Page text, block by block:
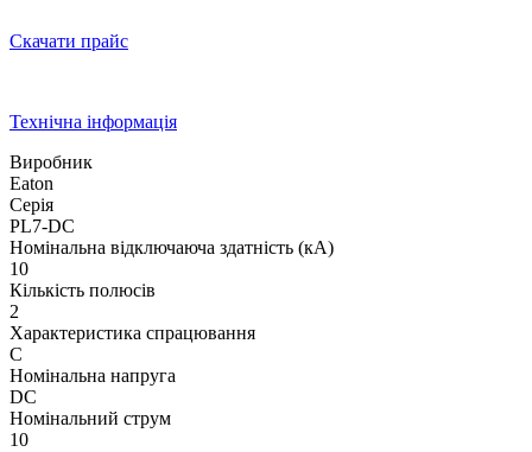
Скачати прайс
Технічна інформація
Виробник
Eaton
Серія
PL7-DC
Номінальна відключаюча здатність (кА)
10
Кількість полюсів
2
Характеристика спрацювання
C
Номінальна напруга
DC
Номінальний струм
10